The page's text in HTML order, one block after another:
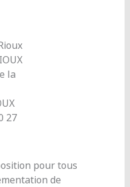
la
27
pour tous
de